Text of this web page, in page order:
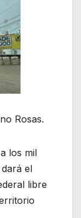
Rosas.
los mil
el
libre